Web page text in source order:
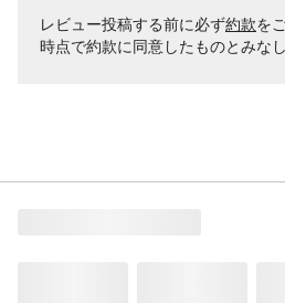
レビュー投稿する前に必ず約款を
時点で約款に同意したものとみなし